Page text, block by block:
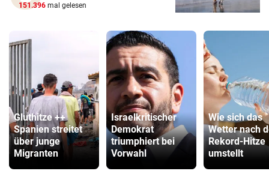
151.396 mal gelesen
Gluthitze ++
Spanien streitet
über junge
Migranten
Israelkritischer
Demokrat
triumphiert bei
Vorwahl
Wie sich das
Wetter nach
Rekord-Hitze
umstellt